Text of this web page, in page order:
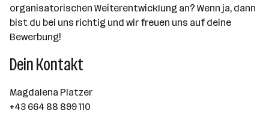
organisatorischen Weiterentwicklung an? Wenn ja, dann
bist du bei uns richtig und wir freuen uns auf deine
Bewerbung!
Dein Kontakt
Magdalena Platzer
+43 664 88 899 110